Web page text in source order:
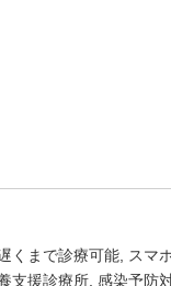
くまで診療可能 スマ
支援診療所 感染予防